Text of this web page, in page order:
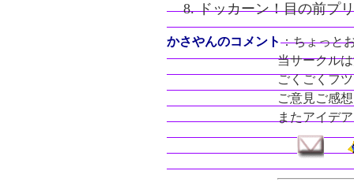
ドッカーン！目の前プ
かさやんのコメント：ちょっと
当サークル
ごくごくフ
ご意見ご感
またアイデ